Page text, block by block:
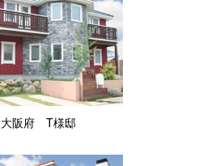
大阪府 T様邸